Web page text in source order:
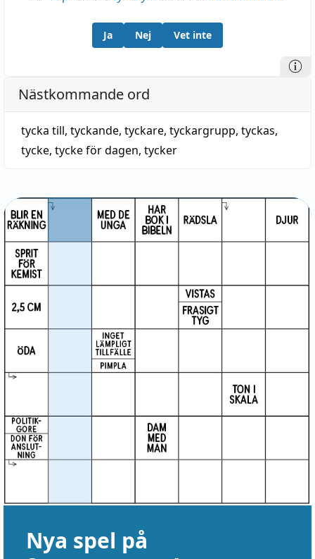
Ja Nej Vet inte
Nästkommande ord
tycka till, tyckande, tyckare, tyckargrupp, tyckas,
tycke, tycke för dagen, tycker
Nya spel på